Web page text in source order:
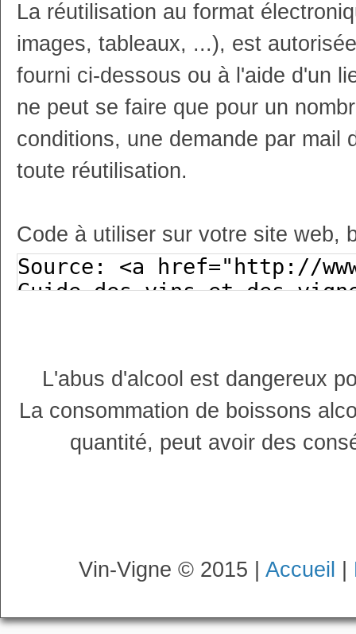
La réutilisation au format
images, tableaux, ...), est
fourni ci-dessous ou à l'aide d'un
ne peut se faire que pour un
conditions, une demande par mail
toute réutilisation.
Code à utiliser sur votre site web,
L'abus d'alcool est dangereux
La consommation de boissons
quantité, peut avoir des
Vin-Vigne © 2015 | Accueil